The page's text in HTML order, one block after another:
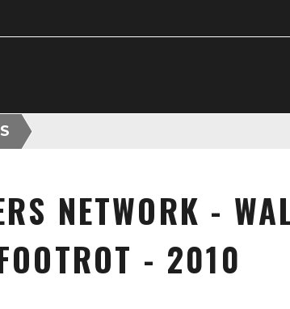
NETWORK -
- 2010